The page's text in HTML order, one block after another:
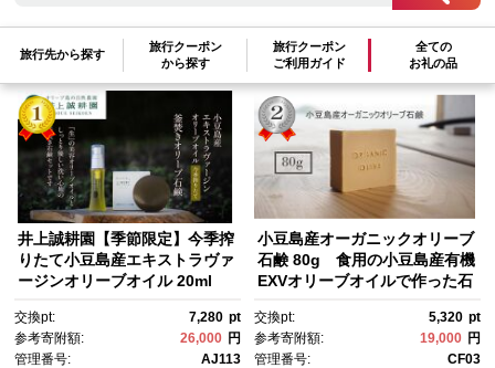
旅行先から探す
旅行クーポン
から探す
旅行クーポン
ご利用ガイド
全ての
お礼の品
参考寄附額順|新着順 |人気ランキング順
井上誠耕園【季節限定】今季搾
りたて小豆島産エキストラヴァ
ージンオリーブオイル 20ml
鹸100ｇセット
交換pt: 7,280 pt
参考寄附額:
26,000 円
管理番号:
AJ113
小豆島産オーガニックオリーブ
石鹸 80g 食用の小豆島産有機
EXVオリーブオイルで作った石
交換pt: 5,320 pt
参考寄附額:
19,000 円
管理番号:
CF03